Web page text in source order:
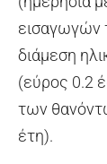
εισαγωγών
διάμεση
(εύρος 0.2
των
έτη).